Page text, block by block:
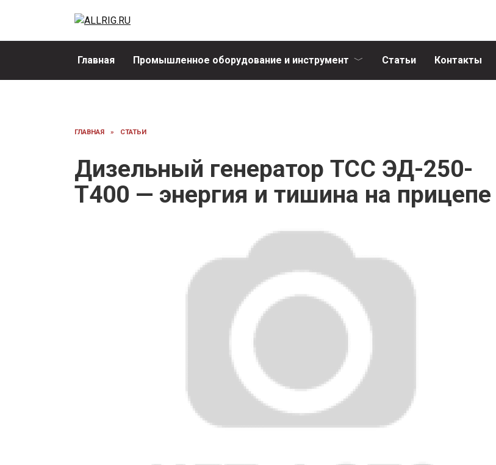
Главная Промышленное оборудование и инструмент Статьи Контакты
ГЛАВНАЯ » СТАТЬИ
Дизельный генератор ТСС ЭД-250-
Т400 — энергия и тишина на прицепе